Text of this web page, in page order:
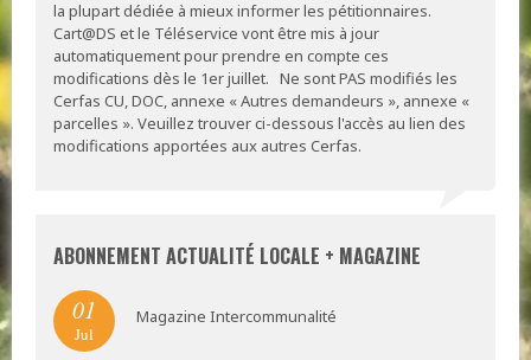
la plupart dédiée à mieux informer les pétitionnaires.
Cart@DS et le Téléservice vont être mis à jour
automatiquement pour prendre en compte ces
modifications dès le 1er juillet. Ne sont PAS modifiés les
Cerfas CU, DOC, annexe « Autres demandeurs », annexe «
parcelles ». Veuillez trouver ci-dessous l'accès au lien des
modifications apportées aux autres Cerfas.
ABONNEMENT ACTUALITÉ LOCALE + MAGAZINE
01
Jul
Magazine Intercommunalité